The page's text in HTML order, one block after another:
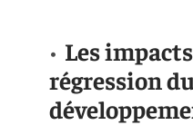
Les
régression